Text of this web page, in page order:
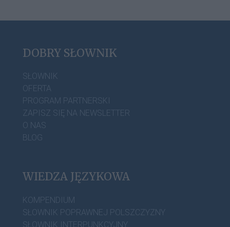
DOBRY SŁOWNIK
SŁOWNIK
OFERTA
PROGRAM PARTNERSKI
ZAPISZ SIĘ NA NEWSLETTER
O NAS
BLOG
WIEDZA JĘZYKOWA
KOMPENDIUM
SŁOWNIK POPRAWNEJ POLSZCZYZNY
SŁOWNIK INTERPUNKCYJNY